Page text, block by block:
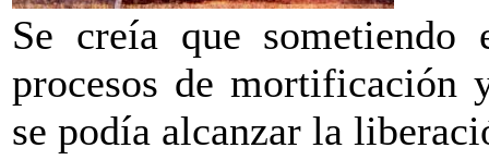
Se creía que
procesos de mortificación
se podía alcanzar la